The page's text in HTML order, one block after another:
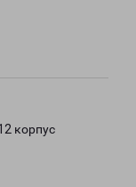
корпус